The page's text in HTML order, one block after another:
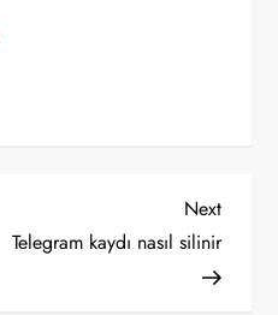
Next
Post
Next
Telegram kaydı nasıl silinir